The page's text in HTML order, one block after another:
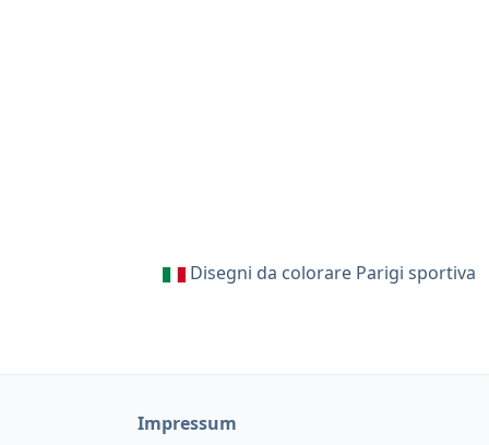
Disegni da colorare Parigi sportiva
Impressum